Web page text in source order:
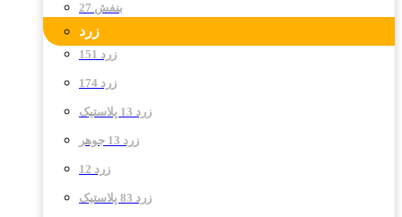
بنفش 27
زرد
زرد 151
زرد 174
زرد 13 پلاستیک
زرد 13 جوهر
زرد 12
زرد 83 پلاستیک